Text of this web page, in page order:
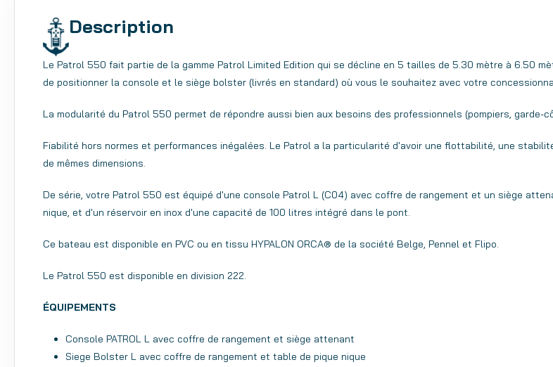
Description
Le Patrol 550 fait partie de la gamme Patrol Limited Edition qui se décline en 5 tailles de 5.30 mètre à 6.50
de positionner la console et le siège bolster (livrés en standard) où vous le souhaitez avec votre
La modularité du Patrol 550 permet de répondre aussi bien aux besoins des professionnels (pompiers, garde-
Fiabilité hors normes et performances inégalées. Le Patrol a la particularité d'avoir une flottabilité, une
de mêmes dimensions.
De série, votre Patrol 550 est équipé d'une console Patrol L (C04) avec coffre de rangement et un siège
nique, et d'un réservoir en inox d'une capacité de 100 litres intégré dans le pont.
Ce bateau est disponible en PVC ou en tissu HYPALON ORCA® de la société Belge, Pennel et Flipo.
Le Patrol 550 est disponible en division 222.
ÉQUIPEMENTS
Console PATROL L avec coffre de rangement et siège attenant
Siege Bolster L avec coffre de rangement et table de pique nique